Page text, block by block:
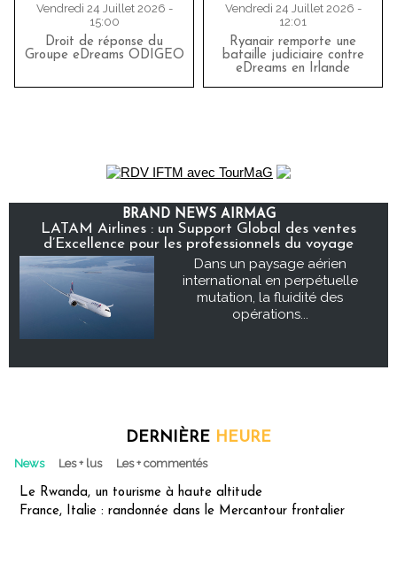
Vendredi 24 Juillet 2026 -
15:00
Droit de réponse du
Groupe eDreams ODIGEO
Vendredi 24 Juillet 2026 -
12:01
Ryanair remporte une
bataille judiciaire contre
eDreams en Irlande
BRAND NEWS AIRMAG
LATAM Airlines : un Support Global des ventes
d’Excellence pour les professionnels du voyage
Dans un paysage aérien
international en perpétuelle
mutation, la fluidité des
opérations...
DERNIÈRE HEURE
News Les + lus Les + commentés
Le Rwanda, un tourisme à haute altitude
France, Italie : randonnée dans le Mercantour frontalier